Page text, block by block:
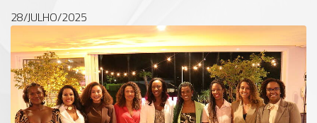
28/JULHO/2025